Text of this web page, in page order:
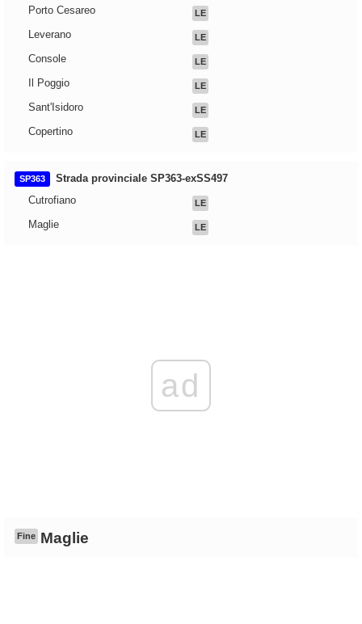
Porto Cesareo LE
Leverano LE
Console LE
Il Poggio LE
Sant'Isidoro LE
Copertino LE
SP363
Strada provinciale SP363-exSS497
Cutrofiano
LE
Maglie LE
ad
Fine Maglie